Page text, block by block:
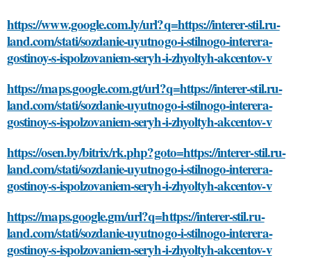
https://www.google.com.ly/url?q=https://interer-stil.ru-
land.com/stati/sozdanie-uyutnogo-i-stilnogo-interera-
gostinoy-s-ispolzovaniem-seryh-i-zhyoltyh-akcentov-v
https://maps.google.com.gt/url?q=https://interer-stil.ru-
land.com/stati/sozdanie-uyutnogo-i-stilnogo-interera-
gostinoy-s-ispolzovaniem-seryh-i-zhyoltyh-akcentov-v
https://osen.by/bitrix/rk.php?goto=https://interer-stil.ru-
land.com/stati/sozdanie-uyutnogo-i-stilnogo-interera-
gostinoy-s-ispolzovaniem-seryh-i-zhyoltyh-akcentov-v
https://maps.google.gm/url?q=https://interer-stil.ru-
land.com/stati/sozdanie-uyutnogo-i-stilnogo-interera-
gostinoy-s-ispolzovaniem-seryh-i-zhyoltyh-akcentov-v